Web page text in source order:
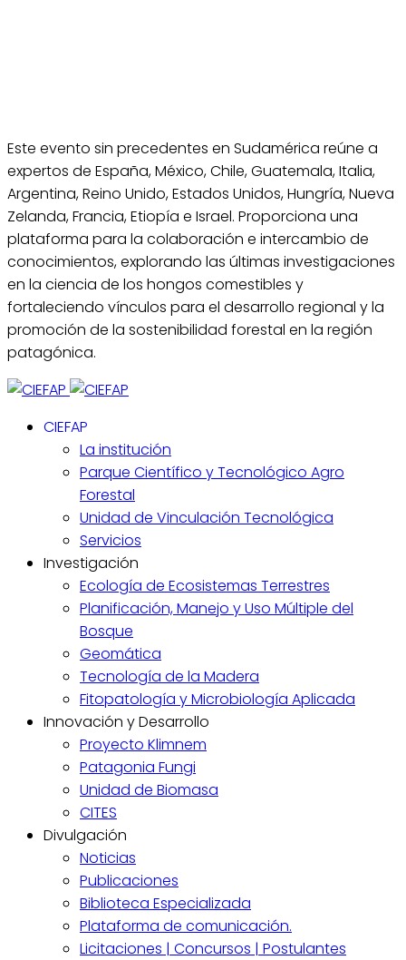
Este evento sin precedentes en Sudamérica reúne a
expertos de España, México, Chile, Guatemala, Italia,
Argentina, Reino Unido, Estados Unidos, Hungría, Nueva
Zelanda, Francia, Etiopía e Israel. Proporciona una
plataforma para la colaboración e intercambio de
conocimientos, explorando las últimas investigaciones
en la ciencia de los hongos comestibles y
fortaleciendo vínculos para el desarrollo regional y la
promoción de la sostenibilidad forestal en la región
patagónica.
CIEFAP
La institución
Parque Científico y Tecnológico Agro
Forestal
Unidad de Vinculación Tecnológica
Servicios
Investigación
Ecología de Ecosistemas Terrestres
Planificación, Manejo y Uso Múltiple del
Bosque
Geomática
Tecnología de la Madera
Fitopatología y Microbiología Aplicada
Innovación y Desarrollo
Proyecto Klimnem
Patagonia Fungi
Unidad de Biomasa
CITES
Divulgación
Noticias
Publicaciones
Biblioteca Especializada
Plataforma de comunicación.
Licitaciones | Concursos | Postulantes